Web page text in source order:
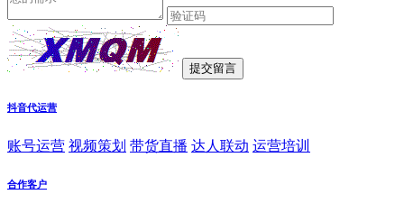
抖音代运营
账号运营 视频策划 带货直播 达人联动 运营培训
合作客户